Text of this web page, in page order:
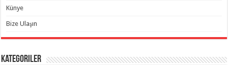
Künye
Bize Ulaşın
Kategoriler